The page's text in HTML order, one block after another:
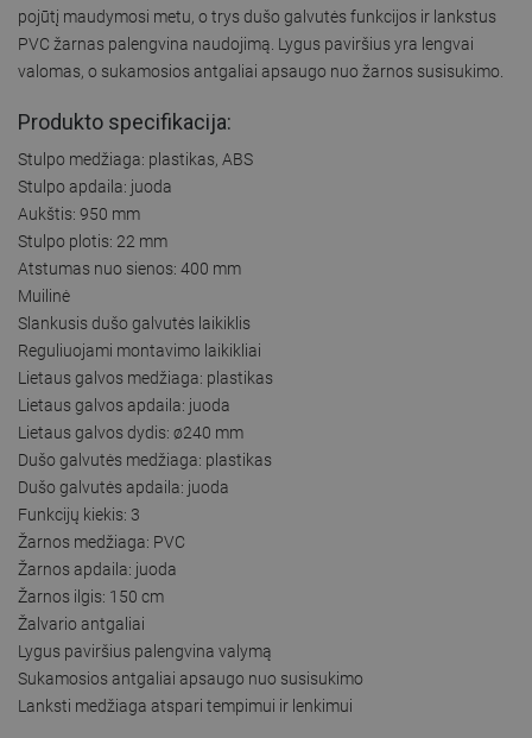
pojūtį maudymosi metu, o trys dušo galvutės funkcijos ir lankstus
PVC žarnas palengvina naudojimą. Lygus paviršius yra lengvai
valomas, o sukamosios antgaliai apsaugo nuo žarnos susisukimo.
Produkto specifikacija:
Stulpo medžiaga: plastikas, ABS
Stulpo apdaila: juoda
Aukštis: 950 mm
Stulpo plotis: 22 mm
Atstumas nuo sienos: 400 mm
Muilinė
Slankusis dušo galvutės laikiklis
Reguliuojami montavimo laikikliai
Lietaus galvos medžiaga: plastikas
Lietaus galvos apdaila: juoda
Lietaus galvos dydis: ø240 mm
Dušo galvutės medžiaga: plastikas
Dušo galvutės apdaila: juoda
Funkcijų kiekis: 3
Žarnos medžiaga: PVC
Žarnos apdaila: juoda
Žarnos ilgis: 150 cm
Žalvario antgaliai
Lygus paviršius palengvina valymą
Sukamosios antgaliai apsaugo nuo susisukimo
Lanksti medžiaga atspari tempimui ir lenkimui